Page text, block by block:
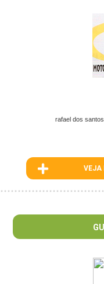
rafael dos
VEJA